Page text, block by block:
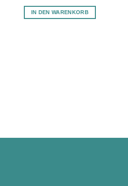
IN DEN WARENKORB